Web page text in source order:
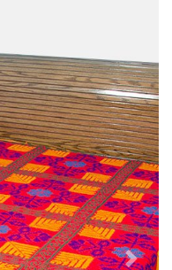
Next
€ 20.90
BUY NOW
SHAREE-
BLK-005
€ 37.23 €
22.90
BUY NOW
Designer
Three Piece
- 03